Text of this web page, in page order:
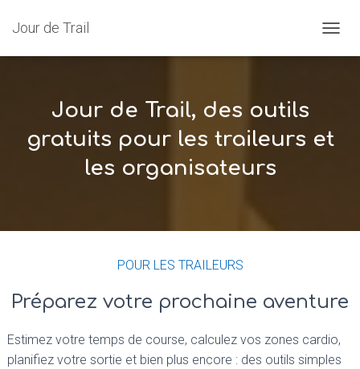
Jour de Trail
Jour de Trail, des outils
gratuits pour les traileurs et
les organisateurs
POUR LES TRAILEURS
Préparez votre prochaine aventure
Estimez votre temps de course, calculez vos zones cardio,
planifiez votre sortie et bien plus encore : des outils simples